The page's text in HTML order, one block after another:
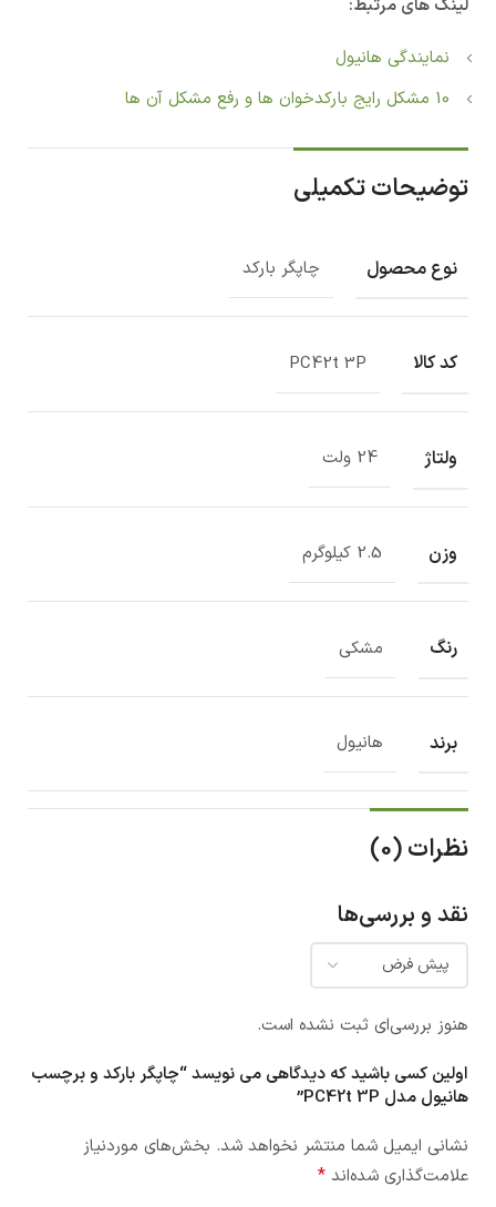
لینک های مرتبط:
نمایندگی هانیول
10 مشکل رایج بارکدخوان ها و رفع مشکل آن ها
توضیحات تکمیلی
نوع محصول چاپگر بارکد
کد کالا PC42t 3P
ولتاژ 24 ولت
وزن 2.5 کیلوگرم
رنگ مشکی
برند هانیول
نظرات (0)
نقد و بررسی‌ها
هنوز بررسی‌ای ثبت نشده است.
اولین کسی باشید که دیدگاهی می نویسد “چاپگر بارکد و برچسب
هانیول مدل PC42t 3P”
نشانی ایمیل شما منتشر نخواهد شد. بخش‌های موردنیاز
علامت‌گذاری شده‌اند *